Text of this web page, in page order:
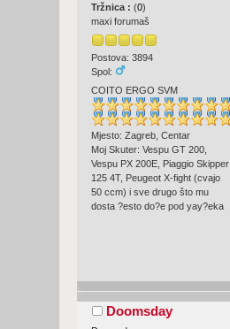
Tržnica :(0)
maxi forumaš
Postova: 3894
Spol:
COITO ERGO SVM
Mjesto: Zagreb, Centar
Moj Skuter: Vespu GT 200,
Vespu PX 200E, Piaggio Skipper
125 4T, Peugeot X-fight (cvajo
50 ccm) i sve drugo što mu
dosta ?esto do?e pod yay?eka
Doomsday